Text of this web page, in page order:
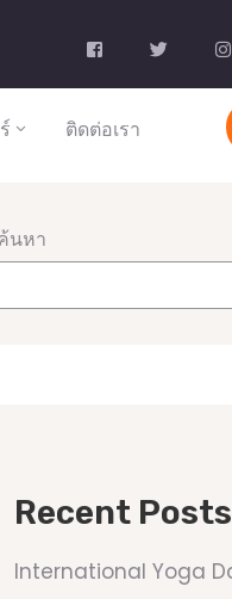
ติดต่อเรา
นหา
Recent Posts
International Yoga